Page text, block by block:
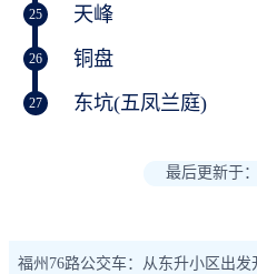
25 天峰
26 铜盘
27 东坑(五凤兰庭)
最后更新于
福州76路公交车：从东升小区出